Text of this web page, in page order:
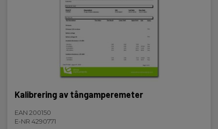
Kalibrering av tångamperemeter
EAN 200150
E-NR 4290771